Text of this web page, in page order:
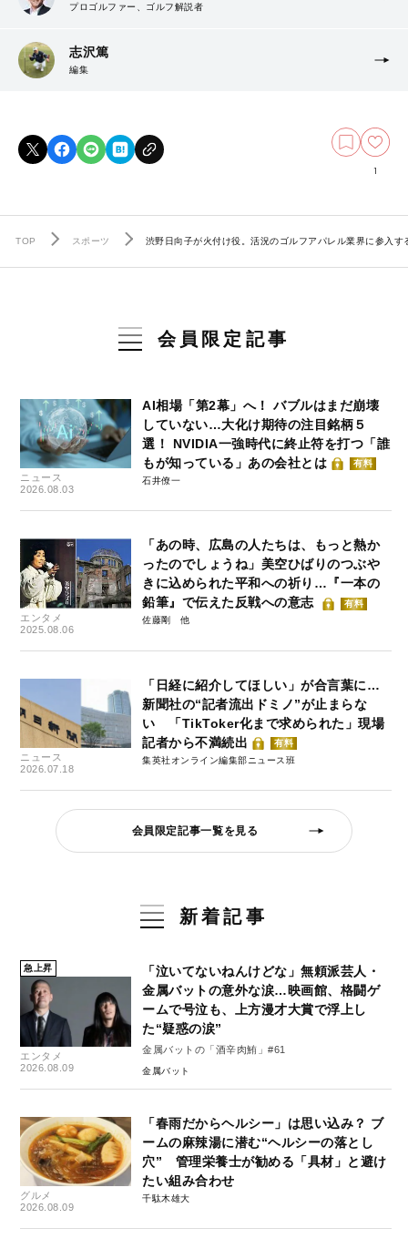
プロゴルファー、ゴルフ解説者
志沢篤
編集
1
TOP スポーツ 渋野日向子が火付け役。活況のゴルフアパレル業界に参入
会員限定記事
ニュース
2026.08.03
AI相場「第2幕」へ！ バブルはまだ崩壊
していない…大化け期待の注目銘柄５
選！ NVIDIA一強時代に終止符を打つ「誰
もが知っている」あの会社とは
有料
石井僚一
エンタメ
2025.08.06
「あの時、広島の人たちは、もっと熱か
ったのでしょうね」美空ひばりのつぶや
きに込められた平和への祈り…『一本の
鉛筆』で伝えた反戦への意志
有料
佐藤剛
ニュース
2026.07.18
「日経に紹介してほしい」が合言葉に…
新聞社の“記者流出ドミノ”が止まらな
い 「TikToker化まで求められた」現場
記者から不満続出
有料
集英社オンライン編集部ニュース班
会員限定記事一覧を見る
新着記事
急上昇
エンタメ
2026.08.09
「泣いてないねんけどな」無頼派芸人・
金属バットの意外な涙…映画館、格闘ゲ
ームで号泣も、上方漫才大賞で浮上し
た“疑惑の涙”
金属バットの「酒辛肉鮪」#61
金属バット
グルメ
2026.08.09
「春雨だからヘルシー」は思い込み？ ブ
ームの麻辣湯に潜む“ヘルシーの落とし
穴” 管理栄養士が勧める「具材」と避け
たい組み合わせ
千駄木雄大